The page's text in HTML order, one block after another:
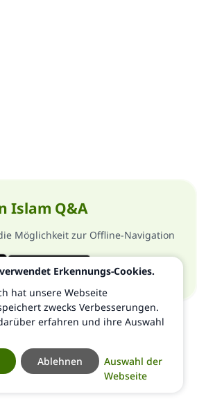
Islam Q&A
Möglichkeit zur Offline-Navigation
Erkennungs-Cookies.
hat unsere Webseite
zwecks Verbesserungen.
erfahren und ihre Auswahl
Auswahl der
Webseite
Ablehnen